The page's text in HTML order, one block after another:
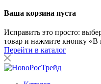
Ваша корзина пуста
Исправить это просто:
товар и нажмите кнопку «В
Перейти в каталог